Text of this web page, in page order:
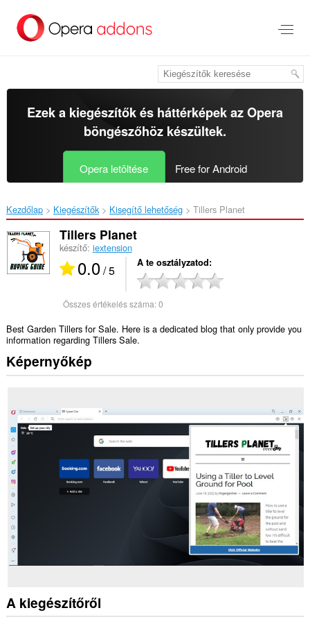
Ezek a kiegészítők és háttérképek azOpera
böngészőhözkészültek.
Opera letöltése Free for Android
Kezdőlap Kiegészítők Kisegítő lehetőség Tillers Planet‎
Tillers Planet
készítő: iextension
0.0/ 5 A te osztályzatod
Összes értékelés száma:0
Best Garden Tillers for Sale. Here is a dedicated blog that only provide you
information regarding Tillers Sale.
Képernyőkép
A kiegészítőről